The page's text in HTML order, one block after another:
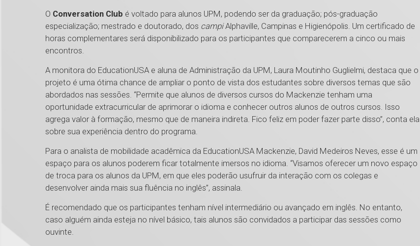
O Conversation Club é voltado para alunos UPM, podendo ser da graduação; pós-graduação
especialização; mestrado e doutorado, dos campiAlphaville, Campinas e Higienópolis. Um certificado de
horas complementares será disponibilizado para os participantes que comparecerem a cinco ou mais
encontros.
A monitora do EducationUSA e aluna de Administração da UPM, Laura Moutinho Guglielmi, destaca que o
projeto é uma ótima chance de ampliar o ponto de vista dos estudantes sobre diversos temas que são
abordados nas sessões. “Permite que alunos de diversos cursos do Mackenzie tenham uma
oportunidade extracurricular de aprimorar o idioma e conhecer outros alunos de outros cursos. Isso
agrega valor à formação, mesmo que de maneira indireta. Fico feliz em poder fazer parte disso”, conta ela
sobre sua experiência dentro do programa.
Para o analista de mobilidade acadêmica da EducationUSA Mackenzie, David Medeiros Neves, esse é um
espaço para os alunos poderem ficar totalmente imersos no idioma. “Visamos oferecer um novo espaço
de troca para os alunos da UPM, em que eles poderão usufruir da interação com os colegas e
desenvolver ainda mais sua fluência no inglês”, assinala.
É recomendado que os participantes tenham nível intermediário ou avançado em inglês. No entanto,
caso alguém ainda esteja no nível básico, tais alunos são convidados a participar das sessões como
ouvinte.